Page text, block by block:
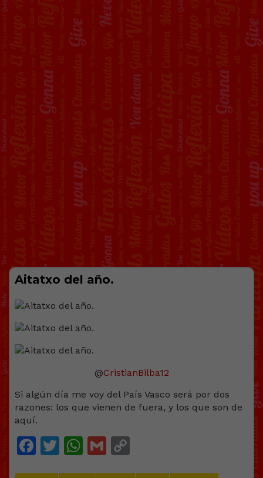
Aitatxo del año.
@CristianBilba12
Si algún día me voy del País Vasco será por dos
razones: los que vienen de fuera, y los que son de
aquí.
Facebook
Twitter
WhatsApp
Gmail